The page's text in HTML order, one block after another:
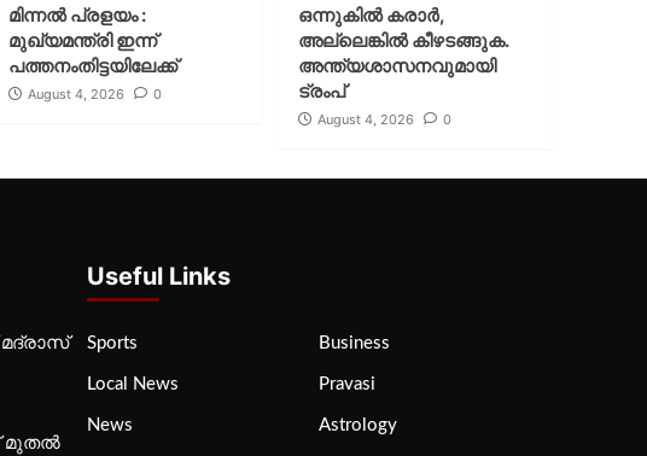
മിന്നല്‍ പ്രളയം :
മുഖ്യമന്ത്രി ഇന്ന്
പത്തനംതിട്ടയിലേക്ക്
August 4, 2026 0
ഒന്നുകില്‍ കരാര്‍,
അല്ലെങ്കില്‍ കീഴടങ്ങുക.
അന്ത്യശാസനവുമായി
ട്രംപ്
August 4, 2026 0
മദ്രാസ്
മുതല്‍
Useful Links
Sports Business
Local News Pravasi
News Astrology